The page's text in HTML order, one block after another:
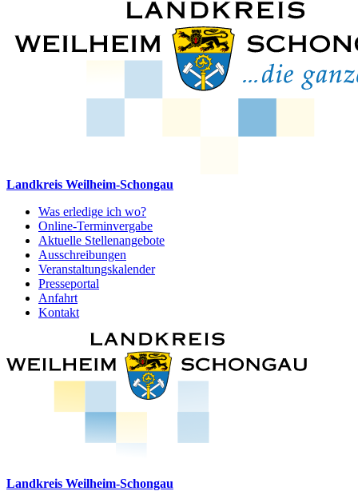
Landkreis Weilheim-Schongau
Was erledige ich wo?
Online-Terminvergabe
Aktuelle Stellenangebote
Ausschreibungen
Veranstaltungskalender
Presseportal
Anfahrt
Kontakt
Landkreis Weilheim-Schongau